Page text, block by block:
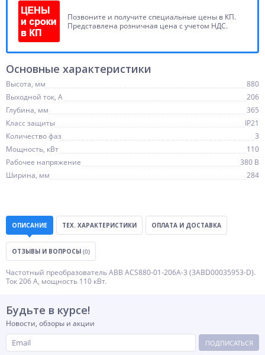
Позвоните и получите специальные цены в КП.
Представлена розничная цена с учетом НДС.
Основные характеристики
Высота, мм
880
Выходной ток, А
206
Глубина, мм
365
Класс защиты
IP21
Количество фаз
3
Мощность, кВт
110
Рабочее напряжение
380 В
Ширина, мм
284
ОПИСАНИЕ ТЕХ. ХАРАКТЕРИСТИКИ ОПЛАТА И ДОСТАВКА
ОТЗЫВЫ И ВОПРОСЫ (0)
Частотный преобразователь ABB ACS880-01-206A-3 (3ABD00035953-D).
Ток 206 A, мощность 110 кВт.
Будьте в курсе!
Новости, обзоры и акции
ПОДПИСАТЬСЯ